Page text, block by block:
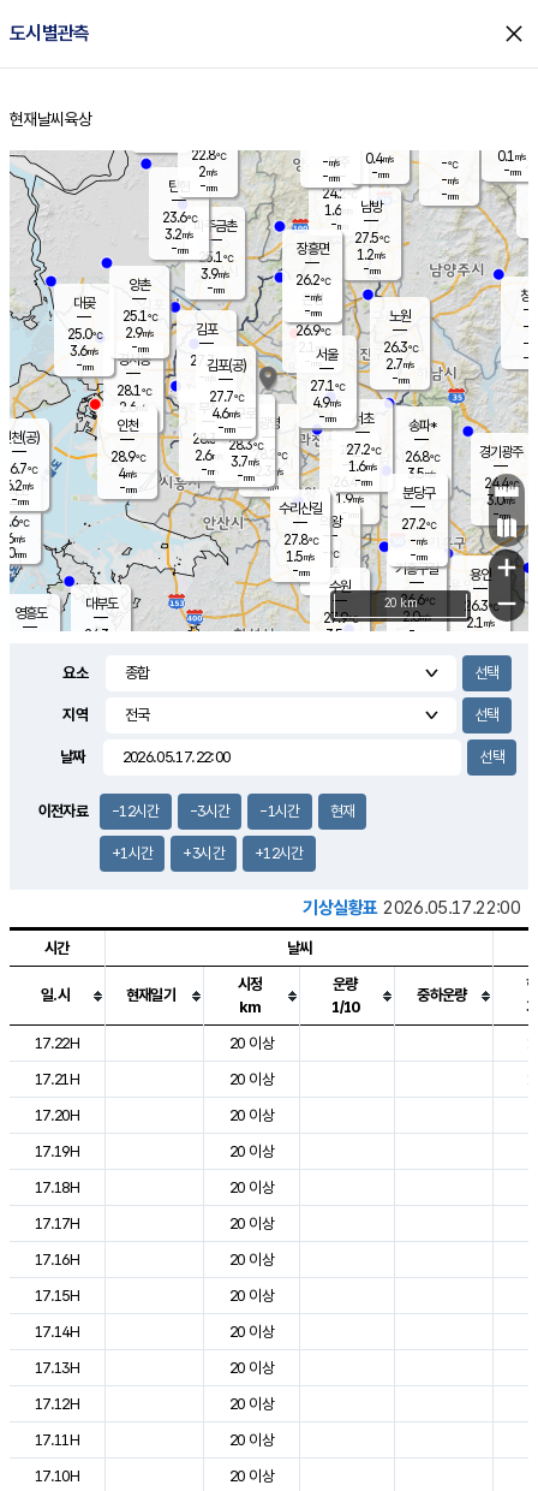
도시별관측 close
홈
현재날씨 육상
의도
℃
m/s
mm
영흥도
양주
24.2℃
1.6
-mm
과천
26.4℃
1.9m/s
- mm
용인
26.3℃
2.1 m/s
경기광주
24.4℃
3.0m/s
-mm
2.7m/s
대부도
24.3
14.5
경서동
28.1℃
2.6 m/s
-mm
파주금촌
25.1℃
3.9m/s
-mm
-℃
-m/s
-mm
대곶
25.0℃
3.6m/s
-mm
창
-
-m/
-
탄현
23.6℃
3.2m/s
-mm
0.1 m/s
-mm
의왕
- ℃
m/s
mm
김포
27.7℃
-m/s
mm
광명
28.2 ℃
2.3 m/s
-mm
부천
28.3℃
2.6m/s
-mm
양촌
25.1℃
2.9m/s
-mm
구로
28.3℃
3.7m/s
-mm
은평
26.9℃
2.1 m/s
- mm
노원
26.3℃
2.7m/s
-mm
송파*
26.8℃
3.5m/s
-mm
서초
27.2℃
1.6m/s
-mm
남방
27.5℃
1.2m/s
-mm
기흥구갈
26.6℃
2.0m/s
-
수리산길
27.8℃
1.5m/s
-mm
분당구
27.2℃
-m/s
-mm
장흥면
26.2℃
-m/s
-mm
-m/s
-mm
인천(공)
26.7℃
6.2m/s
-mm
김포(공)
27.7℃
4.6m/s
-mm
수원
27.9℃
3.5 m/s
인천
28.9℃
4m/s
-mm
서울
27.1℃
4.9m/s
-mm
22.8℃
2m/s
-mm
0.4m/s
-mm
+
−
20 km
요소
지역
날짜
이전자료 -12시간 -3시간 -1시간 현재
+1시간 +3시간 +12시간
기상실황표 2026.05.17.22:00
도시별 기상실황표로 지점, 날씨, 기온, 강수, 바람, 기압등을 안내한 표입
시간 날씨
일.시 현재일기
시정
km
운량
1/10
중하운량
17.22H
20 이상
17.21H
20 이상
17.20H
20 이상
17.19H
20 이상
17.18H
20 이상
17.17H
20 이상
17.16H
20 이상
17.15H
20 이상
17.14H
20 이상
17.13H
20 이상
17.12H
20 이상
17.11H
20 이상
17.10H
20 이상